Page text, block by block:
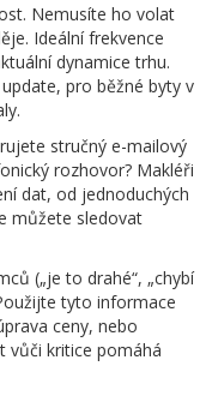
Nemusíte ho volat
Ideální frekvence
dynamice trhu.
pro běžné byty v
stručný e-mailový
rozhovor? Makléři
dat, od jednoduchých
můžete sledovat
(„je to drahé“, „chybí
tyto informace
ceny, nebo
vůči kritice pomáhá